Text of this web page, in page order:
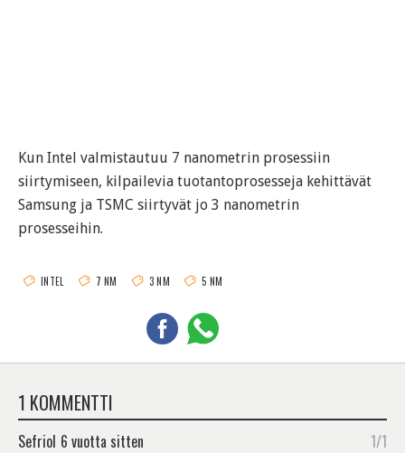
Kun Intel valmistautuu 7 nanometrin prosessiin
siirtymiseen, kilpailevia tuotantoprosesseja kehittävät
Samsung ja TSMC siirtyvät jo 3 nanometrin
prosesseihin.
INTEL 7 NM 3 NM 5 NM
1 KOMMENTTI
Sefriol 6 vuotta sitten 1/1